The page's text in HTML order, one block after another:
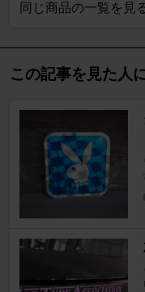
同じ商品の一覧を見
この記事を見た人